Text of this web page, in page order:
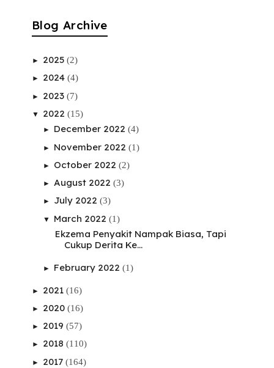
Blog Archive
► 2025 (2)
► 2024 (4)
► 2023 (7)
▼ 2022 (15)
► December 2022 (4)
► November 2022 (1)
► October 2022 (2)
► August 2022 (3)
► July 2022 (3)
▼ March 2022 (1)
Ekzema Penyakit Nampak Biasa, Tapi
Cukup Derita Ke...
► February 2022 (1)
► 2021 (16)
► 2020 (16)
► 2019 (57)
► 2018 (110)
► 2017 (164)